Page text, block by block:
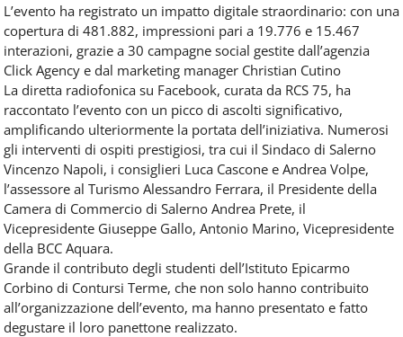
L’evento ha registrato un impatto digitale straordinario: con una
copertura di 481.882, impressioni pari a 19.776 e 15.467
interazioni, grazie a 30 campagne social gestite dall’agenzia
Click Agency e dal marketing manager Christian Cutino
La diretta radiofonica su Facebook, curata da RCS 75, ha
raccontato l’evento con un picco di ascolti significativo,
amplificando ulteriormente la portata dell’iniziativa. Numerosi
gli interventi di ospiti prestigiosi, tra cui il Sindaco di Salerno
Vincenzo Napoli, i consiglieri Luca Cascone e Andrea Volpe,
l’assessore al Turismo Alessandro Ferrara, il Presidente della
Camera di Commercio di Salerno Andrea Prete, il
Vicepresidente Giuseppe Gallo, Antonio Marino, Vicepresidente
della BCC Aquara.
Grande il contributo degli studenti dell’Istituto Epicarmo
Corbino di Contursi Terme, che non solo hanno contribuito
all’organizzazione dell’evento, ma hanno presentato e fatto
degustare il loro panettone realizzato.